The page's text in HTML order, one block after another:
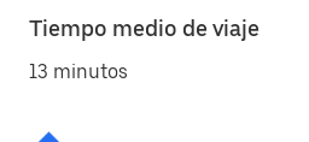
Tiempo medio de viaje
13 minutos